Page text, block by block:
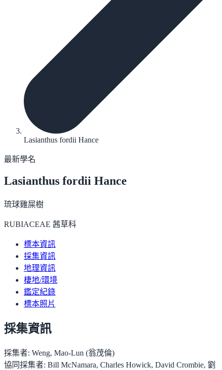
Lasianthus fordii Hance
最新學名
Lasianthus fordii Hance
琉球雞屎樹
RUBIACEAE 茜草科
標本資訊
採集資訊
地理資訊
棲地/環境
鑑定紀錄
標本照片
採集資訊
採集者: Weng, Mao-Lun (翁茂倫)
協同採集者: Bill McNamara, Charles Howick, David Crombie, 劉